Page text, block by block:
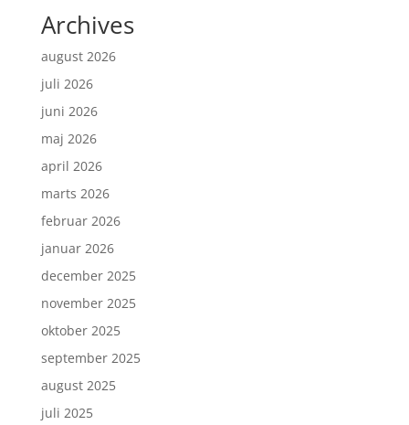
Archives
august 2026
juli 2026
juni 2026
maj 2026
april 2026
marts 2026
februar 2026
januar 2026
december 2025
november 2025
oktober 2025
september 2025
august 2025
juli 2025